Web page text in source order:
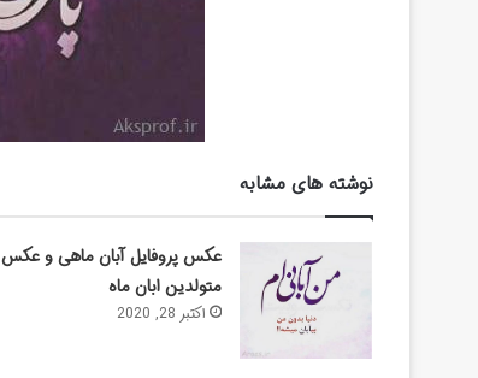
نوشته های مشابه
عکس پروفایل آبان ماهی و عکس
متولدین ابان ماه
اکتبر 28, 2020